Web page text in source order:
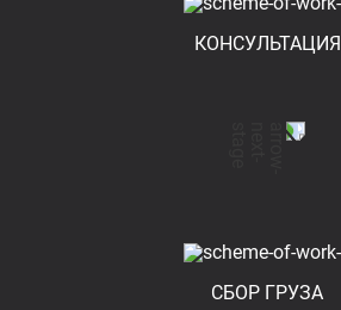
КОНСУЛЬТАЦИЯ
СБОР ГРУЗА